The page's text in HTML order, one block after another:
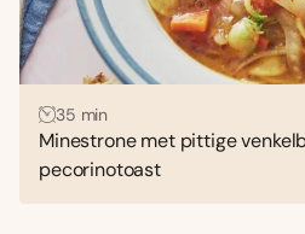
35 min
Minestrone met pittige
pecorinotoast